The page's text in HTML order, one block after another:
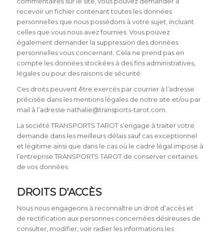
recevoir un fichier contenant toutes les données
personnelles que nous possédons à votre sujet, incluant
celles que vous nous avez fournies. Vous pouvez
également demander la suppression des données
personnelles vous concernant. Cela ne prend pas en
compte les données stockées à des fins administratives,
légales ou pour des raisons de sécurité.
Ces droits peuvent être exercés par courrier à l’adresse
précisée dans les mentions légales de notre site et/ou par
mail à l’adresse nathalie@transports-tarot.com.
La société TRANSPORTS TAROT s’engage à traiter votre
demande dans les meilleurs délais sauf cas exceptionnel
et légitime ainsi que dans le cas où le cadre légal impose à
l’entreprise TRANSPORTS TAROT de conserver certaines
de vos données.
DROITS D’ACCÈS
Nous nous engageons à reconnaître un droit d’accès et
de rectification aux personnes concernées désireuses de
consulter, modifier, voir radier les informations les